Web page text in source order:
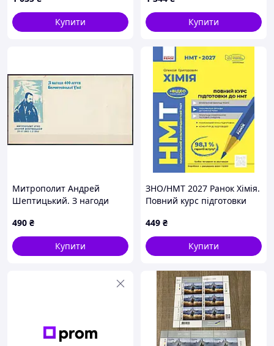
Купити
Купити
Митрополит Андрей
Шептицький. З нагоди
Унії 1994 рік. Поштовий
конверт.
490 ₴
Купити
ЗНО/НМТ 2027 Ранок Хімія.
Повний курс підготовки
449 ₴
Купити